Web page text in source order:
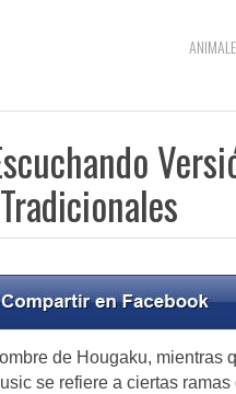
de Hougaku, mientras
se refiere a ciertas